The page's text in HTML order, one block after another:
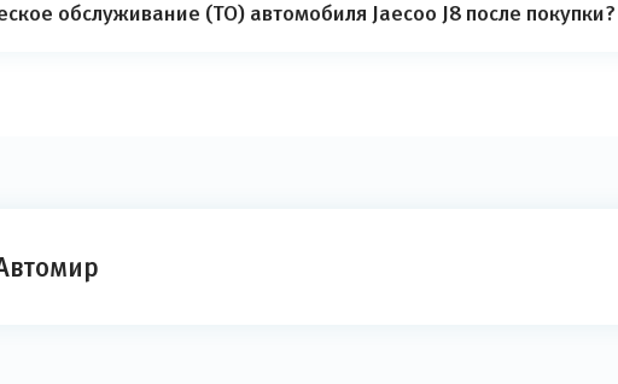
обслуживание (ТО) автомобиля Jaecoo J8 после покупки?